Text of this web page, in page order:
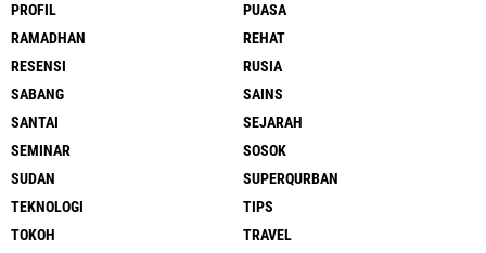
PROFIL
PUASA
RAMADHAN
REHAT
RESENSI
RUSIA
SABANG
SAINS
SANTAI
SEJARAH
SEMINAR
SOSOK
SUDAN
SUPERQURBAN
TEKNOLOGI
TIPS
TOKOH
TRAVEL